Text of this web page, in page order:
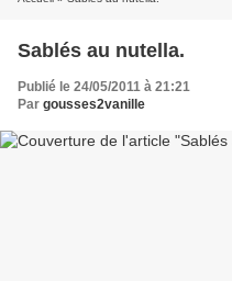
Sablés au nutella.
Publié le 24/05/2011 à 21:21
Par gousses2vanille